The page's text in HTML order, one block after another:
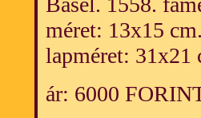
méret: 13x15
lapméret: 31x21
ár: 6000